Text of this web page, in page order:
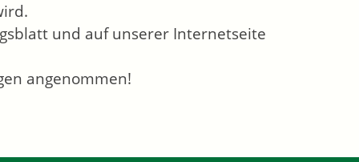
und auf unserer Internetseite
angenommen!